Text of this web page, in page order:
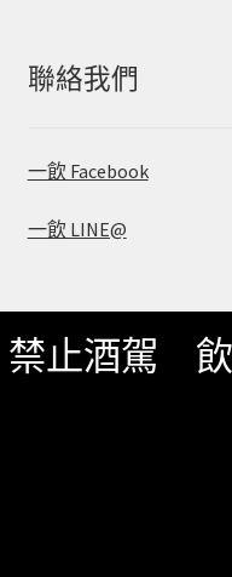
字:
聯絡我們
一飲 Facebook
一飲 LINE@
禁止酒駕 飲